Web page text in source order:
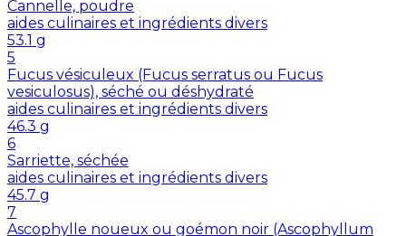
Cannelle, poudre
aides culinaires et ingrédients divers
53.1 g
5
Fucus vésiculeux (Fucus serratus ou Fucus
vesiculosus), séché ou déshydraté
aides culinaires et ingrédients divers
46.3 g
6
Sarriette, séchée
aides culinaires et ingrédients divers
45.7 g
7
Ascophylle noueux ou goémon noir (Ascophyllum